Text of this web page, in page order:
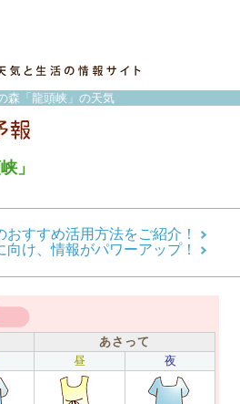
森「龍頭峡」の天気
」
おすすめ活用方法をご紹介！
向け、情報がパワーアップ！
あさって
昼 夜